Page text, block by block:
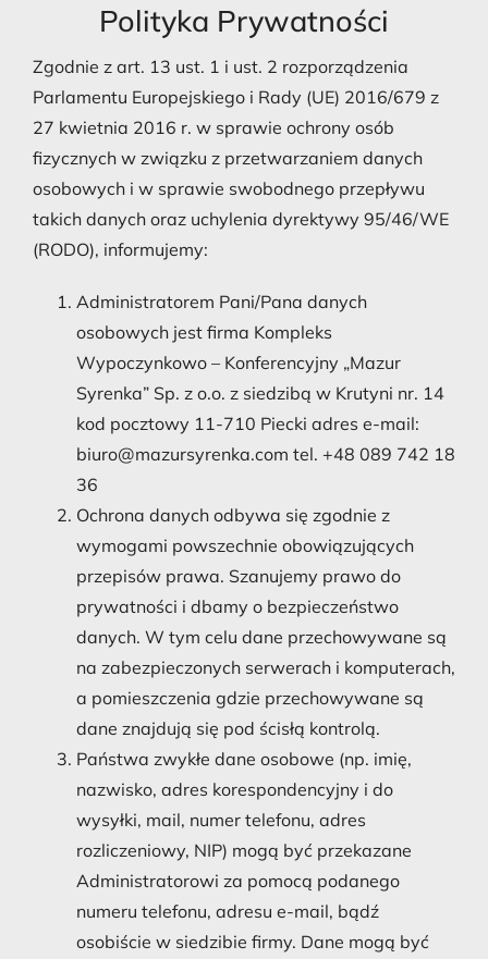
Polityka Prywatności
Zgodnie z art. 13 ust. 1 i ust. 2 rozporządzenia
Parlamentu Europejskiego i Rady (UE) 2016/679 z
27 kwietnia 2016 r. w sprawie ochrony osób
fizycznych w związku z przetwarzaniem danych
osobowych i w sprawie swobodnego przepływu
takich danych oraz uchylenia dyrektywy 95/46/WE
(RODO), informujemy:
Administratorem Pani/Pana danych
osobowych jest firma Kompleks
Wypoczynkowo – Konferencyjny „Mazur
Syrenka” Sp. z o.o. z siedzibą w Krutyni nr. 14
kod pocztowy 11-710 Piecki adres e-mail:
biuro@mazursyrenka.com tel. +48 089 742 18
36
Ochrona danych odbywa się zgodnie z
wymogami powszechnie obowiązujących
przepisów prawa. Szanujemy prawo do
prywatności i dbamy o bezpieczeństwo
danych. W tym celu dane przechowywane są
na zabezpieczonych serwerach i komputerach,
a pomieszczenia gdzie przechowywane są
dane znajdują się pod ścisłą kontrolą.
Państwa zwykłe dane osobowe (np. imię,
nazwisko, adres korespondencyjny i do
wysyłki, mail, numer telefonu, adres
rozliczeniowy, NIP) mogą być przekazane
Administratorowi za pomocą podanego
numeru telefonu, adresu e-mail, bądź
osobiście w siedzibie firmy. Dane mogą być